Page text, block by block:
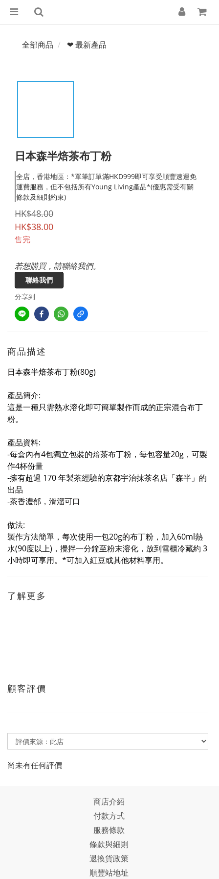
全部商品 ❤ 最新產品
日本森半焙茶布丁粉
全店，香港地區：*單筆訂單滿HKD999即可享受順豐速運免
運費服務，但不包括所有Young Living產品*(優惠需受有關
條款及細則約束)
HK$48.00
HK$38.00
售完
若想購買，請聯絡我們。
聯絡我們
分享到
商品描述
日本森半焙茶布丁粉(80g)
產品簡介:
這是一種只需熱水溶化即可簡單製作而成的正宗混合布丁
粉。
產品資料:
-每盒內有4包獨立包裝的焙茶布丁粉，每包容量20g，可製
作4杯份量
-擁有超過 170 年製茶經驗的京都宇治抹茶名店「森半」的
出品
-茶香濃郁，滑溜可口
做法:
製作方法簡單，每次使用一包20g的布丁粉，加入60ml熱
水(90度以上)，攪拌一分鐘至粉末溶化，放到雪櫃冷藏約 3
小時即可享用。*可加入紅豆或其他材料享用。
了解更多
顧客評價
尚未有任何評價
商店介紹
付款方式
服務條款
條款與細則
退換貨政策
順豐站地址